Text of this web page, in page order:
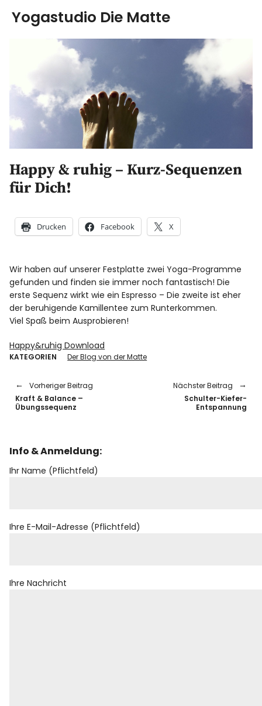
Yogastudio Die Matte
Ausbildung
Kurse & Workshops
Energiearbeit
Blog
Rezensionen
InstagramFacebook
YouTube
Happy & ruhig – Kurz-Sequenzen
für Dich!
Drucken Facebook X
Wir haben auf unserer Festplatte zwei Yoga-Programme
gefunden und finden sie immer noch fantastisch! Die
erste Sequenz wirkt wie ein Espresso – Die zweite ist eher
der beruhigende Kamillentee zum Runterkommen.
Viel Spaß beim Ausprobieren!
Happy&ruhig Download
KATEGORIEN Der Blog von der Matte
Vorheriger Beitrag
Kraft & Balance –
Übungssequenz
Nächster Beitrag
Schulter-Kiefer-
Entspannung
Info & Anmeldung:
Ihr Name (Pflichtfeld)
Ihre E-Mail-Adresse (Pflichtfeld)
Ihre Nachricht